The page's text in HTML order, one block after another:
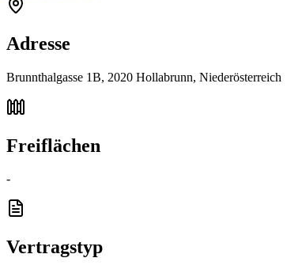
Adresse
Brunnthalgasse 1B, 2020 Hollabrunn, Niederösterreich
Freiflächen
-
Vertragstyp